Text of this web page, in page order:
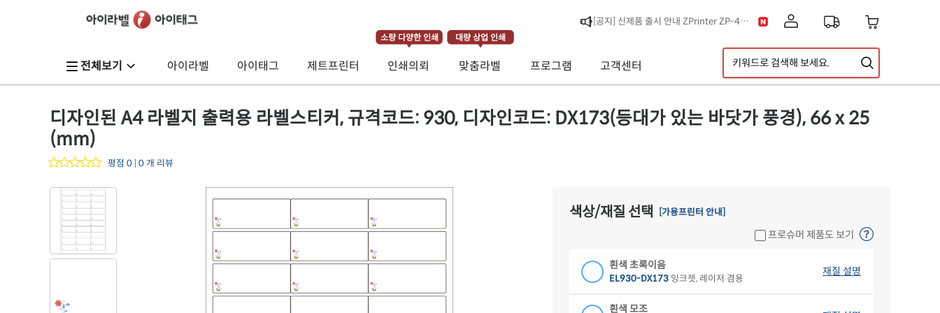
[공지] 신제품 출시 안내 ZPrinter ZP-4121B
[공지] 고객센터 운영시간 및 내선번호 변경 안내
[공지] 아이라벨 무료배송 기준 금액 변경 안내
[공지] A5 라벨지 신제품 출시 안내
전체보기 아이라벨 아이태그 제트프린터
소량 다양한 인쇄
인쇄의뢰
대량 상업 인쇄
맞춤라벨 프로그램 고객센터
디자인된 A4 라벨지 출력용 라벨스티커, 규격코드: 930, 디자인코드: DX173(등대가 있는 바닷가 풍경), 66 x 25
(mm)
평점 0 | 0 개 리뷰
색상/재질 선택 [가용프린터 안내]
프로슈머 제품도 보기
흰색 초록이음
EL930-DX173 잉크젯, 레이저 겸용
재질 설명
흰색 모조